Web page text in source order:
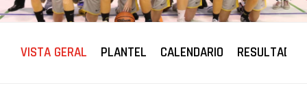
VISTA GERAL PLANTEL CALENDARIO RESULTADOS